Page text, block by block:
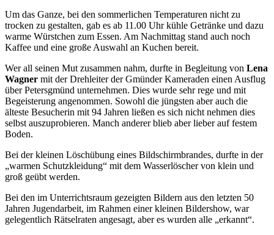
Um das Ganze, bei den sommerlichen Temperaturen nicht zu
trocken zu gestalten, gab es ab 11.00 Uhr kühle Getränke und dazu
warme Würstchen zum Essen. Am Nachmittag stand auch noch
Kaffee und eine große Auswahl an Kuchen bereit.
Wer all seinen Mut zusammen nahm, durfte in Begleitung von Lena
Wagner mit der Drehleiter der Gmünder Kameraden einen Ausflug
über Petersgmünd unternehmen. Dies wurde sehr rege und mit
Begeisterung angenommen. Sowohl die jüngsten aber auch die
älteste Besucherin mit 94 Jahren ließen es sich nicht nehmen dies
selbst auszuprobieren. Manch anderer blieb aber lieber auf festem
Boden.
Bei der kleinen Löschübung eines Bildschirmbrandes, durfte in der
„warmen Schutzkleidung“ mit dem Wasserlöscher von klein und
groß geübt werden.
Bei den im Unterrichtsraum gezeigten Bildern aus den letzten 50
Jahren Jugendarbeit, im Rahmen einer kleinen Bildershow, war
gelegentlich Rätselraten angesagt, aber es wurden alle „erkannt“.